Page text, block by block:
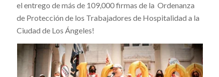
el entrego de más de 109,000 firmas de la Ordenanza
de Protección de los Trabajadores de Hospitalidad a la
Ciudad de Los Ángeles!